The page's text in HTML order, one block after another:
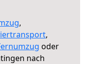
,
,
oder
nach